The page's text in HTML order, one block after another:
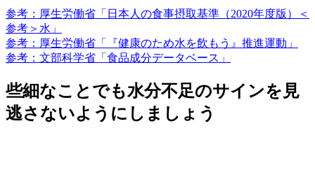
参考：厚生労働省「日本人の食事摂取基準（2020年度版）＜
参考＞水」
参考：厚生労働省「『健康のため水を飲もう』推進運動」
参考：文部科学省「食品成分データベース」
些細なことでも水分不足のサインを見
逃さないようにしましょう